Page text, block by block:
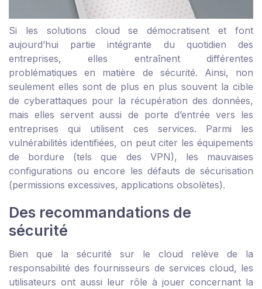
Si les solutions cloud se démocratisent et font
aujourd’hui partie intégrante du quotidien des
entreprises, elles entraînent différentes
problématiques en matière de sécurité. Ainsi, non
seulement elles sont de plus en plus souvent la cible
de cyberattaques pour la récupération des données,
mais elles servent aussi de porte d’entrée vers les
entreprises qui utilisent ces services. Parmi les
vulnérabilités identifiées, on peut citer les équipements
de bordure (tels que des VPN), les mauvaises
configurations ou encore les défauts de sécurisation
(permissions excessives, applications obsolètes).
Des recommandations de
sécurité
Bien que la sécurité sur le cloud relève de la
responsabilité des fournisseurs de services cloud, les
utilisateurs ont aussi leur rôle à jouer concernant la